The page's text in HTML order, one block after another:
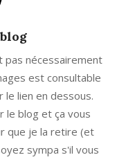
pas nécessairement
est consultable
le lien en dessous.
le blog et ça vous
que je la retire (et
sympa s'il vous